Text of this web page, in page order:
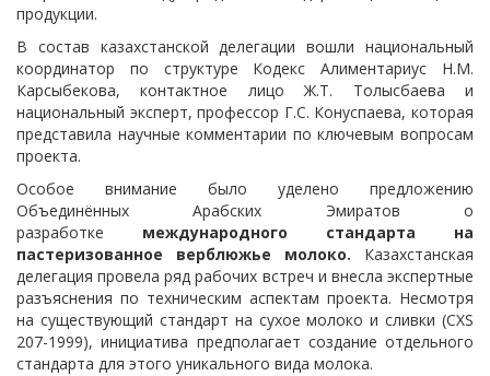
продукции.
В состав казахстанской делегации вошли национальный
координатор по структуре Кодекс Алиментариус Н.М.
Карсыбекова, контактное лицо Ж.Т. Толысбаева и
национальный эксперт, профессор Г.С. Конуспаева, которая
представила научные комментарии по ключевым вопросам
проекта.
Особое внимание было уделено предложению
Объединённых Арабских Эмиратов о
разработке международного стандарта на
пастеризованное верблюжье молоко. Казахстанская
делегация провела ряд рабочих встреч и внесла экспертные
разъяснения по техническим аспектам проекта. Несмотря
на существующий стандарт на сухое молоко и сливки (CXS
207-1999), инициатива предполагает создание отдельного
стандарта для этого уникального вида молока.